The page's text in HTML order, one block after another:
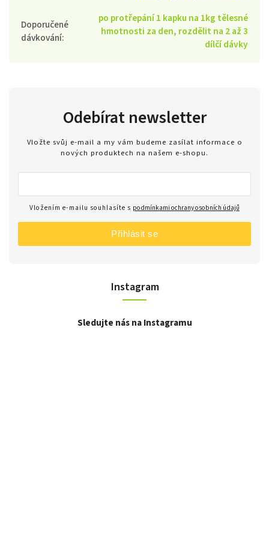
Doporučené
dávkování:
po protřepání 1 kapku na 1kg tělesné
hmotnosti za den, rozdělit na 2 až 3
dílčí dávky
Instagram
Sledujte nás na Instagramu
Odebírat newsletter
Vložte svůj e-mail a my vám budeme zasílat informace o
nových produktech na našem e-shopu.
Vložením e-mailu souhlasíte s podmínkami ochrany osobních údajů
Přihlásit se